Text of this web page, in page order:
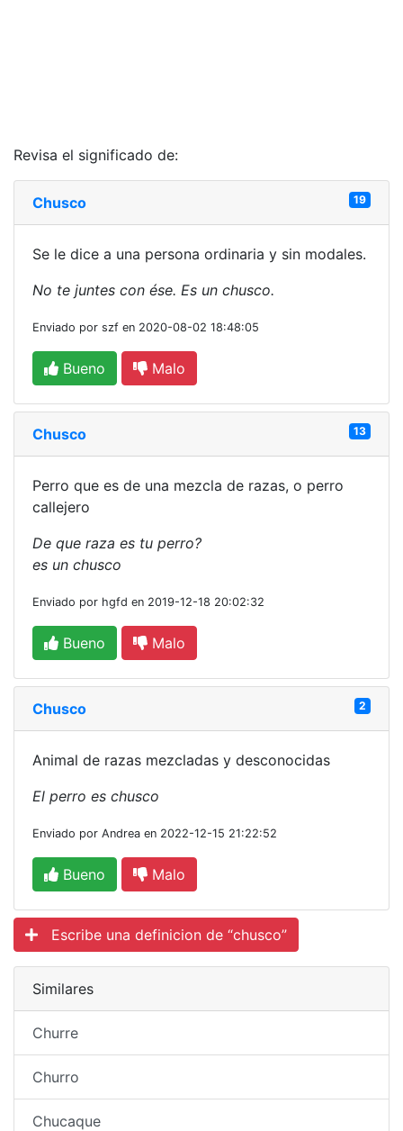
Revisa el significado de:
Chusco 19
Se le dice a una persona ordinaria y sin modales.
No te juntes con ése. Es un chusco.
Enviado por szf en 2020-08-02 18:48:05
Bueno Malo
Chusco 13
Perro que es de una mezcla de razas, o perro
callejero
De que raza es tu perro?
es un chusco
Enviado por hgfd en 2019-12-18 20:02:32
Bueno Malo
Chusco 2
Animal de razas mezcladas y desconocidas
El perro es chusco
Enviado por Andrea en 2022-12-15 21:22:52
Bueno Malo
Escribe una definicion de “chusco”
Similares
Churre
Churro
Chucaque